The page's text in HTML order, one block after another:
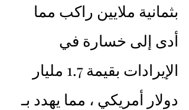
بثمانية ملايين راكب مما
أدى إلى خسارة في
الإيرادات بقيمة 1.7 مليار
دولار أمريكي ، مما يهدد بـ